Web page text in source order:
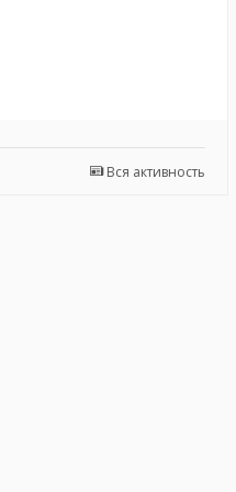
Вся активность